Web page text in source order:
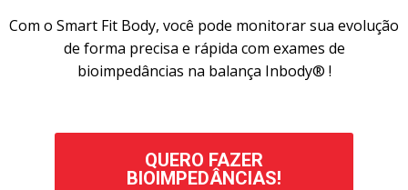
Com o Smart Fit Body, você pode monitorar sua evolução
de forma precisa e rápida com exames de
bioimpedâncias na balança Inbody® !
QUERO FAZER
BIOIMPEDÂNCIAS!